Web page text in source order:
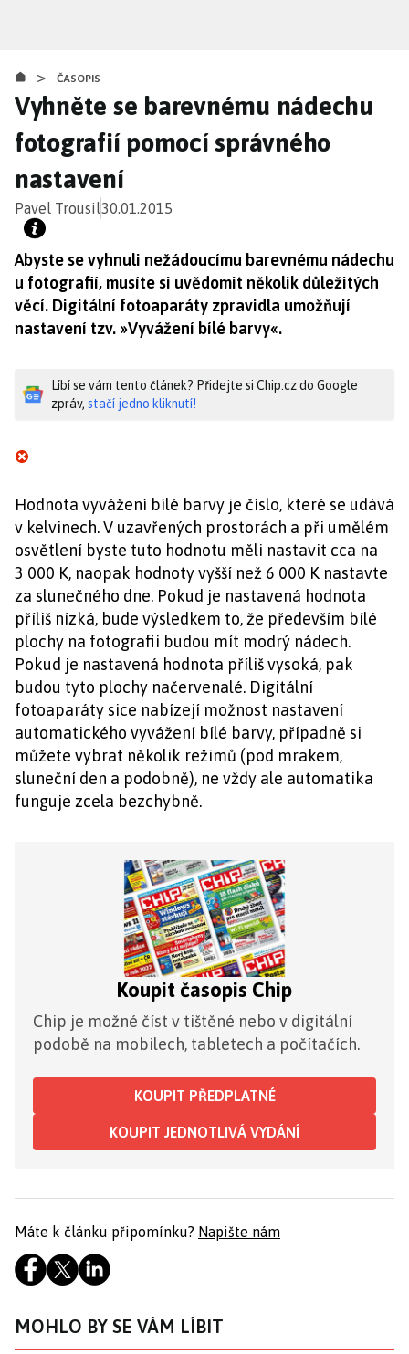
obsahu
> ČASOPIS
Vyhněte se barevnému nádechu
fotografií pomocí správného
nastavení
Pavel Trousil30.01.2015
Abyste se vyhnuli nežádoucímu barevnému nádechu
u fotografií, musíte si uvědomit několik důležitých
věcí. Digitální fotoaparáty zpravidla umožňují
nastavení tzv. »Vyvážení bílé barvy«.
Líbí se vám tento článek? Přidejte si Chip.cz do Google
zpráv, stačí jedno kliknutí!
Hodnota vyvážení bílé barvy je číslo, které se udává
v kelvinech. V uzavřených prostorách a při umělém
osvětlení byste tuto hodnotu měli nastavit cca na
3 000 K, naopak hodnoty vyšší než 6 000 K nastavte
za slunečného dne. Pokud je nastavená hodnota
příliš nízká, bude výsledkem to, že především bílé
plochy na fotografii budou mít modrý nádech.
Pokud je nastavená hodnota příliš vysoká, pak
budou tyto plochy načervenalé. Digitální
fotoaparáty sice nabízejí možnost nastavení
automatického vyvážení bílé barvy, případně si
můžete vybrat několik režimů (pod mrakem,
sluneční den a podobně), ne vždy ale automatika
funguje zcela bezchybně.
Koupit časopis Chip
Chip je možné číst v tištěné nebo v digitální
podobě na mobilech, tabletech a počítačích.
KOUPIT PŘEDPLATNÉ
KOUPIT JEDNOTLIVÁ VYDÁNÍ
Máte k článku připomínku? Napište nám
MOHLO BY SE VÁM LÍBIT